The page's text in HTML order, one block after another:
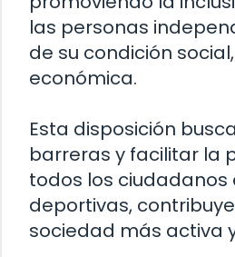
las personas
de su condición
económica.
Esta disposición
barreras y facilitar la
todos los
deportivas,
sociedad más activa